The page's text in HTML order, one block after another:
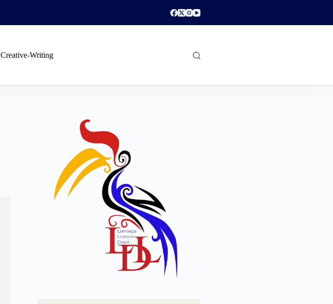
Creative-Writing